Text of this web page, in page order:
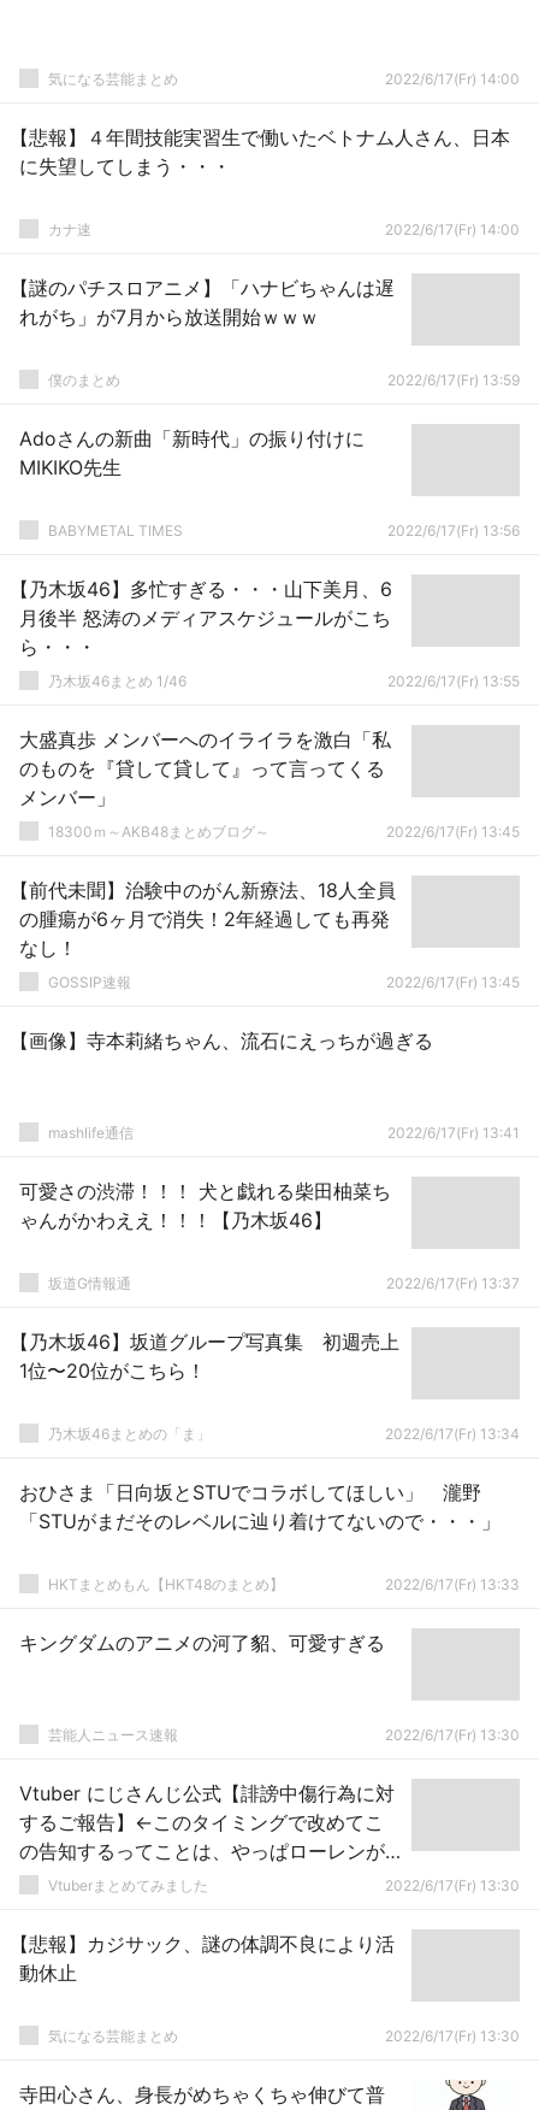
気になる芸能まとめ 2022/6/17(Fr) 14:00
【悲報】４年間技能実習生で働いたベトナム人さん、日本
に失望してしまう・・・
カナ速 2022/6/17(Fr) 14:00
【謎のパチスロアニメ】「ハナビちゃんは遅
れがち」が7月から放送開始ｗｗｗ
僕のまとめ 2022/6/17(Fr) 13:59
Adoさんの新曲「新時代」の振り付けに
MIKIKO先生
BABYMETAL TIMES 2022/6/17(Fr) 13:56
【乃木坂46】多忙すぎる・・・山下美月、6
月後半 怒涛のメディアスケジュールがこち
ら・・・
乃木坂46まとめ 1/46 2022/6/17(Fr) 13:55
大盛真歩 メンバーへのイライラを激白「私
のものを『貸して貸して』って言ってくる
メンバー」
18300ｍ～AKB48まとめブログ～ 2022/6/17(Fr) 13:45
【前代未聞】治験中のがん新療法、18人全員
の腫瘍が6ヶ月で消失！2年経過しても再発
なし！
GOSSIP速報 2022/6/17(Fr) 13:45
【画像】寺本莉緒ちゃん、流石にえっちが過ぎる
mashlife通信 2022/6/17(Fr) 13:41
可愛さの渋滞！！！ 犬と戯れる柴田柚菜ち
ゃんがかわええ！！！【乃木坂46】
坂道G情報通 2022/6/17(Fr) 13:37
【乃木坂46】坂道グループ写真集 初週売上
1位〜20位がこちら！
乃木坂46まとめの「ま」 2022/6/17(Fr) 13:34
おひさま「日向坂とSTUでコラボしてほしい」 瀧野
「STUがまだそのレベルに辿り着けてないので・・・」
HKTまとめもん【HKT48のまとめ】 2022/6/17(Fr) 13:33
キングダムのアニメの河了貂、可愛すぎる
芸能人ニュース速報 2022/6/17(Fr) 13:30
Vtuber にじさんじ公式【誹謗中傷行為に対
するご報告】←このタイミングで改めてこ
の告知するってことは、やっぱローレンが
炎上しまくって誹謗中傷されてんのか？←
Vtuberまとめてみました 2022/6/17(Fr) 13:30
【悲報】カジサック、謎の体調不良により活
動休止
気になる芸能まとめ 2022/6/17(Fr) 13:30
寺田心さん、身長がめちゃくちゃ伸びて普